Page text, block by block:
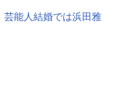
能人結婚では浜田雅